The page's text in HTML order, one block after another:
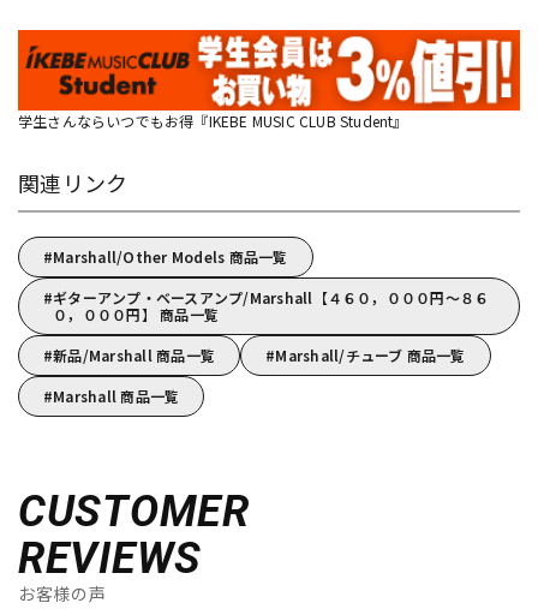
学生さんならいつでもお得『IKEBE MUSIC CLUB Student』
関連リンク
Marshall/Other Models 商品一覧
ギターアンプ・ベースアンプ/Marshall【４６０，０００円～８６
０，０００円】 商品一覧
新品/Marshall 商品一覧
Marshall/チューブ 商品一覧
Marshall 商品一覧
CUSTOMER
REVIEWS
お客様の声